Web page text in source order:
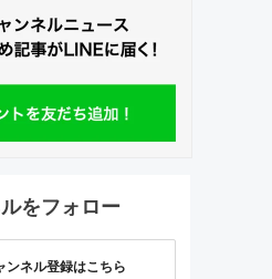
をフォロー
ンネル登録はこちら